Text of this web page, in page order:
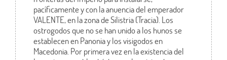
pacíficamente y con la anuencia del emperador
VALENTE, en la zona de Silistria (Tracia). Los
ostrogodos que no se han unido a los hunos se
establecen en Panonia y los visigodos en
Macedonia. Por primera vez en la existencia del